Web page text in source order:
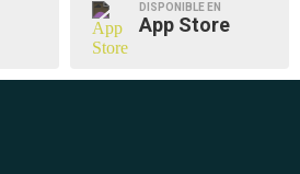
DISPONIBLE EN
App Store